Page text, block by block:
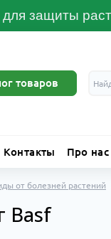
защиты
товаров
Контакты Про нас
от болезней растений
Basf